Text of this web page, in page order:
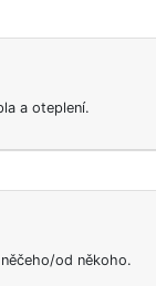
a oteplení.
od někoho.